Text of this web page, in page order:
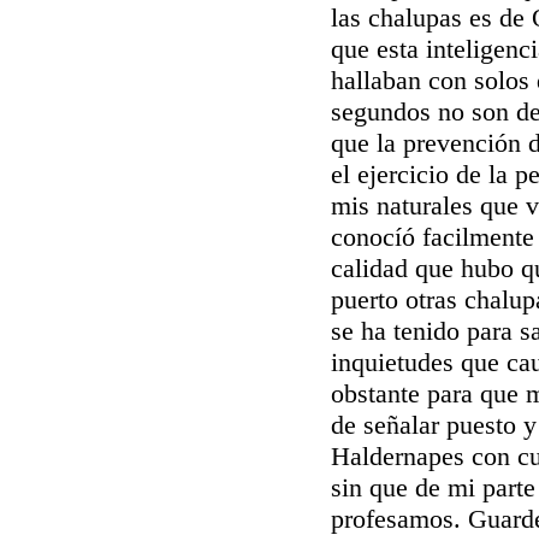
las chalupas es
que esta
hallaban con
segundos no son
que la prevención
el ejercicio de la
mis naturales que
conocíó
calidad que hubo
puerto otras
se ha tenido para
inquietudes que
obstante para que
de señalar puesto
Haldernapes con
sin que de mi
profesamos.